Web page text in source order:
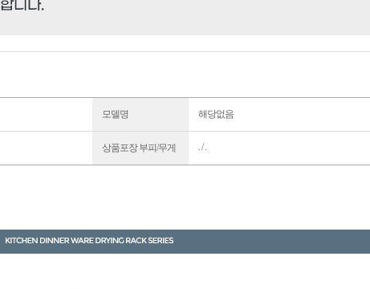
모델명 해당없음
상품포장 부피/무게 . / .